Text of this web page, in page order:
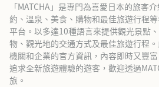
「MATCHA」是專門為喜愛日本的旅客
約、溫泉、美食、購物和最佳旅遊行程
平台。以多達10種語言來提供觀光景點
物、觀光地的交通方式及最佳旅遊行程
機關和企業的官方資訊，內容即時又豐
追求全新旅遊體驗的遊客，歡迎透過
旅。